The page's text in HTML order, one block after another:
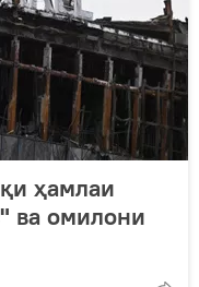
ҳамлаи
ва омилони